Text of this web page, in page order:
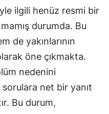
ilgili henüz resmi bir
durumda. Bu
de yakınlarının
öne çıkmakta.
nedenini
net bir yanıt
Bu durum,